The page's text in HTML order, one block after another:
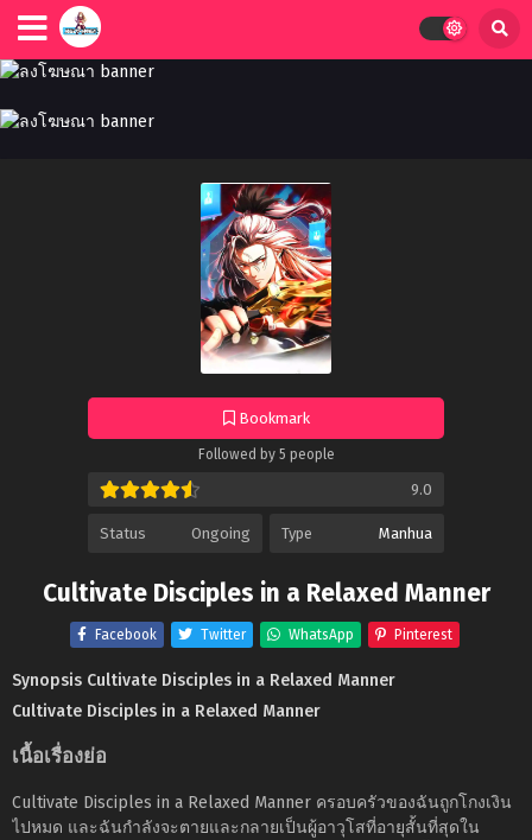
Bookmark
Followed by 5 people
9.0
Status Ongoing Type Manhua
Cultivate Disciples in a Relaxed Manner
Facebook Twitter WhatsApp Pinterest
Synopsis Cultivate Disciples in a Relaxed Manner
Cultivate Disciples in a Relaxed Manner
เนื้อเรื่องย่อ
Cultivate Disciples in a Relaxed Manner ครอบครัวของฉันถูกโกงเงิน
ไปหมด และฉันกำลังจะตายและกลายเป็นผู้อาวุโสที่อายุสั้นที่สุดใน